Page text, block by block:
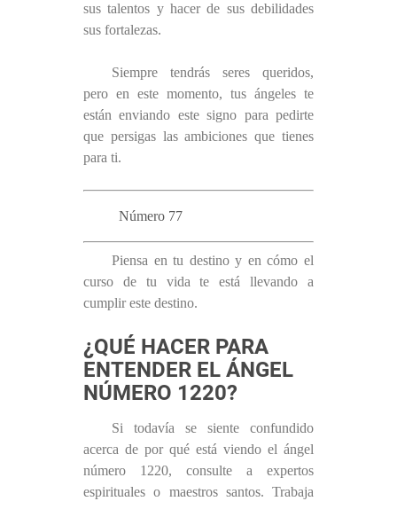
sus talentos y hacer de sus debilidades
sus fortalezas.
Siempre tendrás seres queridos,
pero en este momento, tus ángeles te
están enviando este signo para pedirte
que persigas las ambiciones que tienes
para ti.
Número 77
Piensa en tu destino y en cómo el
curso de tu vida te está llevando a
cumplir este destino.
¿QUÉ HACER PARA
ENTENDER EL ÁNGEL
NÚMERO 1220?
Si todavía se siente confundido
acerca de por qué está viendo el ángel
número 1220, consulte a expertos
espirituales o maestros santos. Trabaja